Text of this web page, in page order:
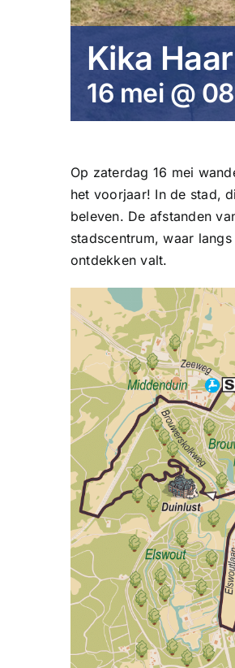
Kika
16 mei @
Op zaterdag 16 mei
het voorjaar! In de stad,
beleven. De afstanden
stadscentrum, waar
ontdekken valt.